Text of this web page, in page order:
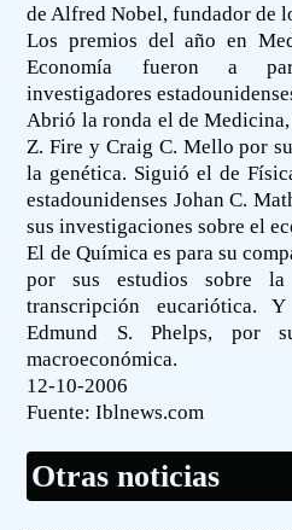
de Alfred Nobel, fundador de
Los premios del año en
Economía fueron a
investigadores
Abrió la ronda el de
Z. Fire y Craig C. Mello por
la genética. Siguió el de
estadounidenses Johan C.
sus investigaciones sobre el
El de Química es para su
por sus estudios sobre
transcripción eucariótica.
Edmund S. Phelps, por
macroeconómica.
12-10-2006
Fuente:Iblnews.com
Otras noticias